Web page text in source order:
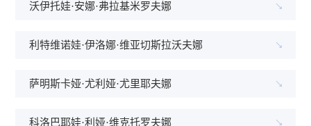
沃伊托娃·安娜·弗拉基米罗夫娜
利特维诺娃·伊洛娜·维亚切斯拉沃夫娜
萨明斯卡娅·尤利娅·尤里耶夫娜
科洛巴耶娃·利娅·维克托罗夫娜